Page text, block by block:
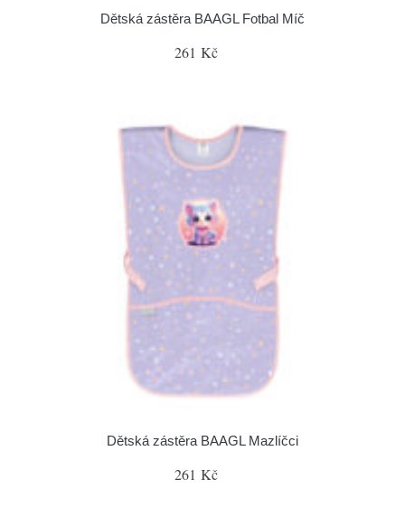
Dětská zástěra BAAGL Fotbal Míč
261 Kč
Dětská zástěra BAAGL Mazlíčci
261 Kč